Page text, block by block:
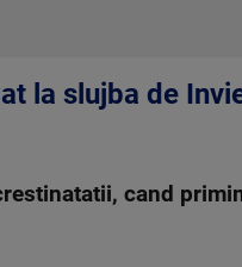
la slujba de
cand